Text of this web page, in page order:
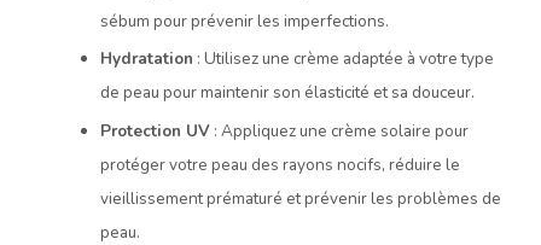
sébum pour prévenir les imperfections.
Hydratation : Utilisez une crème adaptée à votre type
de peau pour maintenir son élasticité et sa douceur.
Protection UV : Appliquez une crème solaire pour
protéger votre peau des rayons nocifs, réduire le
vieillissement prématuré et prévenir les problèmes de
peau.